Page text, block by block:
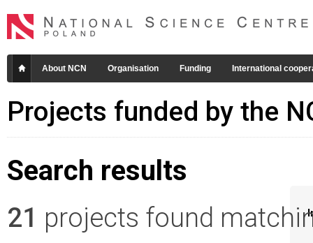
About NCN Organisation Funding International
Projects funded by the
Search results
21 projects found